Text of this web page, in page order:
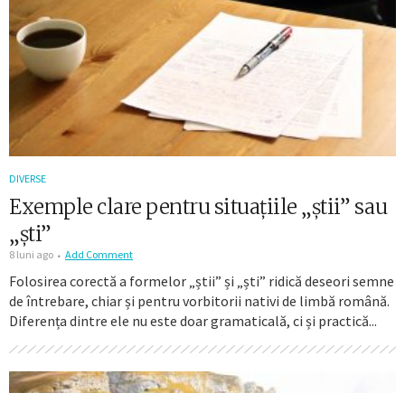
DIVERSE
Exemple clare pentru situațiile „știi” sau
„ști”
8 luni ago Add Comment
Folosirea corectă a formelor „știi” și „ști” ridică deseori semne
de întrebare, chiar și pentru vorbitorii nativi de limbă română.
Diferența dintre ele nu este doar gramaticală, ci și practică...